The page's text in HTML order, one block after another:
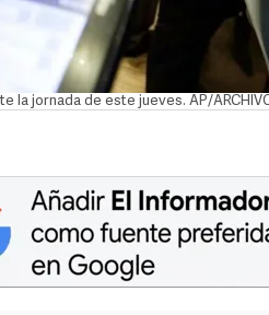
la jornada de este jueves. AP/